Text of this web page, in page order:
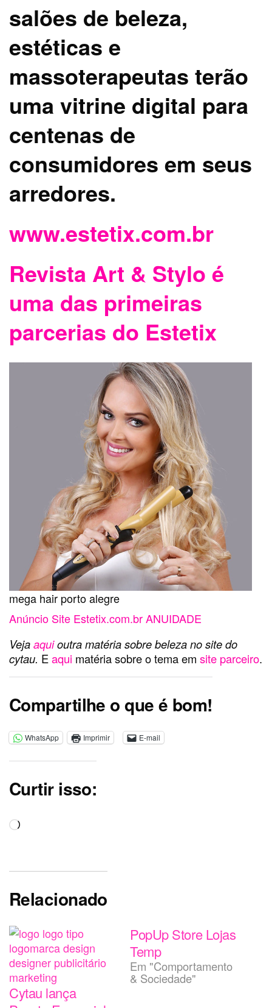
salões de beleza,
estéticas e
massoterapeutas terão
uma vitrine digital para
centenas de
consumidores em seus
arredores.
www.estetix.com.br
Revista Art & Stylo é
uma das primeiras
parcerias do Estetix
mega hair porto alegre
Anúncio Site Estetix.com.br ANUIDADE
Vejaaquioutra matéria sobre beleza no site do
cytau. Eaqui matéria sobre o tema em site parceiro.
Compartilhe o que é bom!
WhatsApp Imprimir E-mail
Curtir isso:
Carregando...
Relacionado
Cytau lança
PopUp Store Lojas
Temp
Em "Comportamento
& Sociedade"